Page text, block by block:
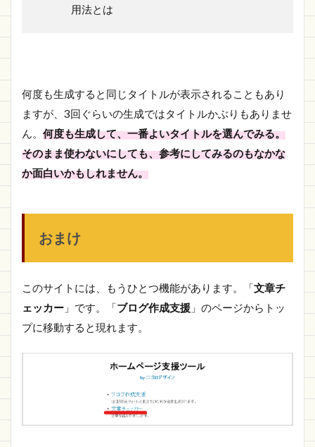
用法とは
何度も生成すると同じタイトルが表示されることもあり
ますが、3回ぐらいの生成ではタイトルかぶりもありませ
ん。 何度も生成して、一番よいタイトルを選んでみる。
そのまま使わないにしても、参考にしてみるのもなかな
か面白いかもしれません。
おまけ
このサイトには、もうひとつ機能があります。「文章チ
ェッカー 」です。「ブログ作成支援 」のページからトッ
プに移動すると現れます。